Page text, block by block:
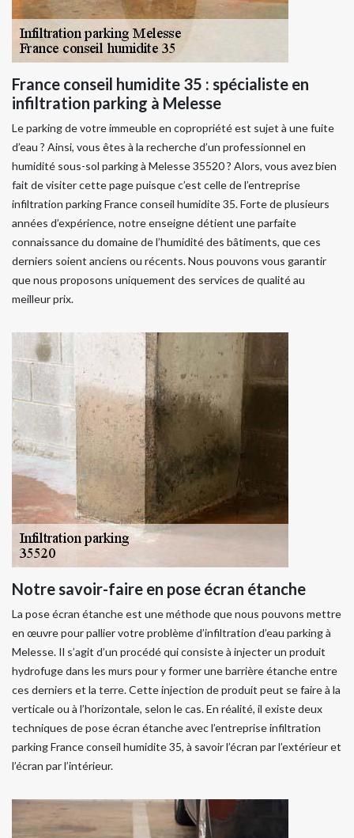
France conseil humidite 35 : spécialiste en
infiltration parking à Melesse
Le parking de votre immeuble en copropriété est sujet à une fuite
d’eau ? Ainsi, vous êtes à la recherche d’un professionnel en
humidité sous-sol parking à Melesse 35520 ? Alors, vous avez bien
fait de visiter cette page puisque c’est celle de l’entreprise
infiltration parking France conseil humidite 35. Forte de plusieurs
années d’expérience, notre enseigne détient une parfaite
connaissance du domaine de l’humidité des bâtiments, que ces
derniers soient anciens ou récents. Nous pouvons vous garantir
que nous proposons uniquement des services de qualité au
meilleur prix.
Notre savoir-faire en pose écran étanche
La pose écran étanche est une méthode que nous pouvons mettre
en œuvre pour pallier votre problème d’infiltration d’eau parking à
Melesse. Il s’agit d’un procédé qui consiste à injecter un produit
hydrofuge dans les murs pour y former une barrière étanche entre
ces derniers et la terre. Cette injection de produit peut se faire à la
verticale ou à l’horizontale, selon le cas. En réalité, il existe deux
techniques de pose écran étanche avec l’entreprise infiltration
parking France conseil humidite 35, à savoir l’écran par l’extérieur et
l’écran par l’intérieur.